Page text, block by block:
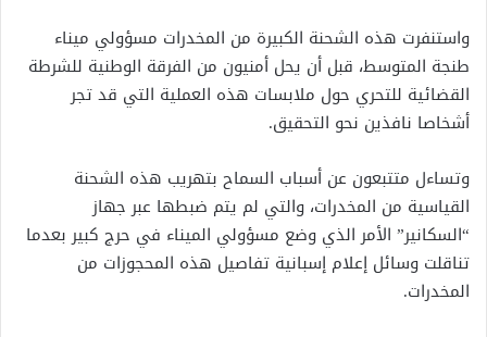
واستنفرت هذه الشحنة الكبيرة من المخدرات مسؤولي ميناء
طنجة المتوسط، قبل أن يحل أمنيون من الفرقة الوطنية للشرطة
القضائية للتحري حول ملابسات هذه العملية التي قد تجر
أشخاصا نافذين نحو التحقيق.
وتساءل متتبعون عن أسباب السماح بتهريب هذه الشحنة
القياسية من المخدرات، والتي لم يتم ضبطها عبر جهاز
“السكانير” الأمر الذي وضع مسؤولي الميناء في حرج كبير بعدما
تناقلت وسائل إعلام إسبانية تفاصيل هذه المحجوزات من
المخدرات.